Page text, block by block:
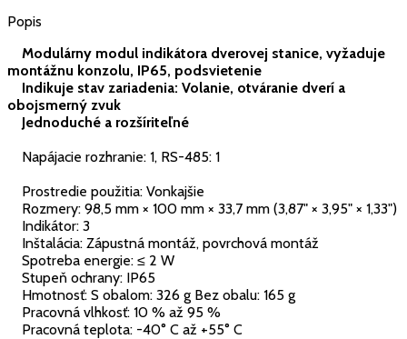
Popis
Modulárny modul indikátora dverovej stanice, vyžaduje
montážnu konzolu, IP65, podsvietenie
Indikuje stav zariadenia: Volanie, otváranie dverí a
obojsmerný zvuk
Jednoduché a rozšíriteľné
Napájacie rozhranie: 1, RS-485: 1
Prostredie použitia: Vonkajšie
Rozmery: 98,5 mm × 100 mm × 33,7 mm (3,87" × 3,95" × 1,33")
Indikátor: 3
Inštalácia: Zápustná montáž, povrchová montáž
Spotreba energie: ≤ 2 W
Stupeň ochrany: IP65
Hmotnosť: S obalom: 326 g Bez obalu: 165 g
Pracovná vlhkosť: 10 % až 95 %
Pracovná teplota: -40° C až +55° C